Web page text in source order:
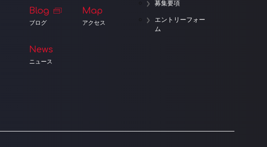
Blog
ブログ
News
ニュース
Map
アクセス
募集要項
エントリーフォー
ム